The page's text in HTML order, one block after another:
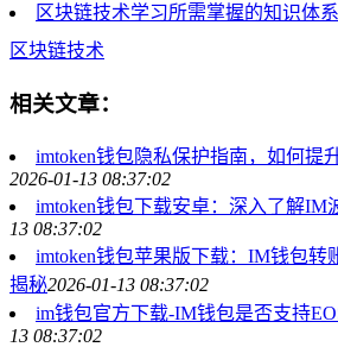
区块链技术学习所需掌握的知识体系
区块链技术
相关文章：
imtoken钱包隐私保护指南，如何提
2026-01-13 08:37:02
imtoken钱包下载安卓：深入了解IM
13 08:37:02
imtoken钱包苹果版下载：IM钱包转
揭秘2026-01-13 08:37:02
im钱包官方下载-IM钱包是否支持
13 08:37:02